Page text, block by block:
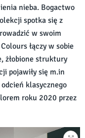
nieba. Bogactwo
spotka się z
w swoim
łączy w sobie
żłobione struktury
pojawiły się m.in
klasycznego
roku 2020 przez